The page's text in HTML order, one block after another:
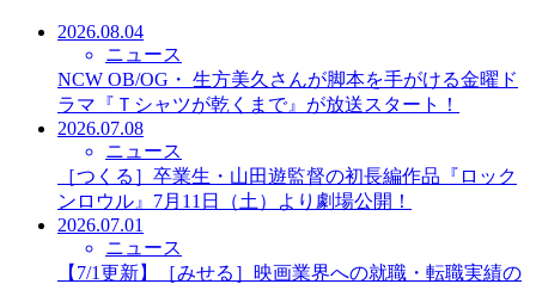
2026.08.04
ニュース
NCW OB/OG・ 生方美久さんが脚本を手がける金曜ド
ラマ『Ｔシャツが乾くまで』が放送スタート！
2026.07.08
ニュース
［つくる］卒業生・山田遊監督の初長編作品『ロック
ンロウル』7月11日（土）より劇場公開！
2026.07.01
ニュース
【7/1更新】［みせる］映画業界への就職・転職実績の